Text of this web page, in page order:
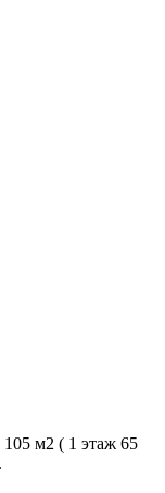
м2 ( 1 этаж 65